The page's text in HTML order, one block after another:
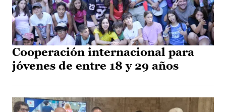
Cooperación internacional para
jóvenes de entre 18 y 29 años